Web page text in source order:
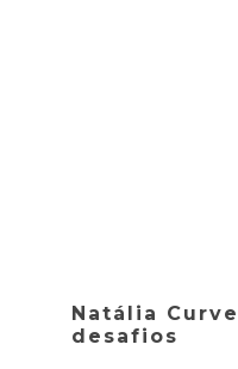
Natália
desafios